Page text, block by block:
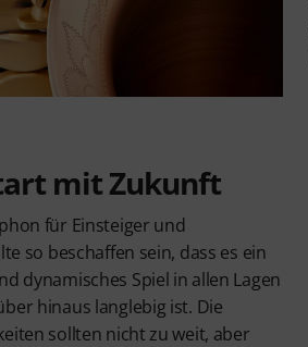
mit Zukunft
für Einsteiger und
so beschaffen sein, dass es ein
dynamisches Spiel in allen Lagen
hinaus langlebig ist. Die
sollten nicht zu weit, aber